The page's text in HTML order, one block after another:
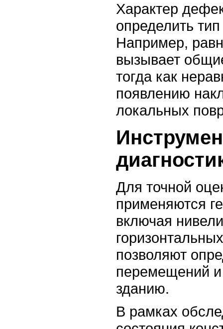
Характер
определить
Например,
вызывает
тогда как
появлению
локальных
Для точной
применяются
включая
позволяют
перемещений
зданию.
В рамках